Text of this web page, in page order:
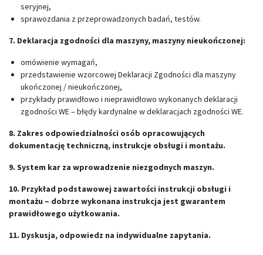
seryjnej,
sprawozdania z przeprowadzonych badań, testów.
7. Deklaracja zgodności dla maszyny, maszyny nieukończonej:
omówienie wymagań,
przedstawienie wzorcowej Deklaracji Zgodności dla maszyny
ukończonej / nieukończonej,
przykłady prawidłowo i nieprawidłowo wykonanych deklaracji
zgodności WE – błędy kardynalne w deklaracjach zgodności WE.
8. Zakres odpowiedzialności osób opracowujących
dokumentację techniczną, instrukcje obsługi i montażu.
9. System kar za wprowadzenie niezgodnych maszyn.
10. Przykład podstawowej zawartości instrukcji obsługi i
montażu – dobrze wykonana instrukcja jest gwarantem
prawidłowego użytkowania.
11. Dyskusja, odpowiedz na indywidualne zapytania.